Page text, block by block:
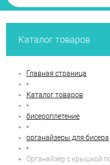
Каталог товаров
Главная страница
•
Каталог товаров
•
бисероплетение
•
органайзеры для бисера
•
Органайзер с крышкой